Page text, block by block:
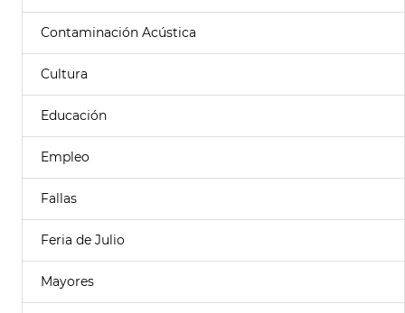
Contaminación Acústica
Cultura
Educación
Empleo
Fallas
Feria de Julio
Mayores